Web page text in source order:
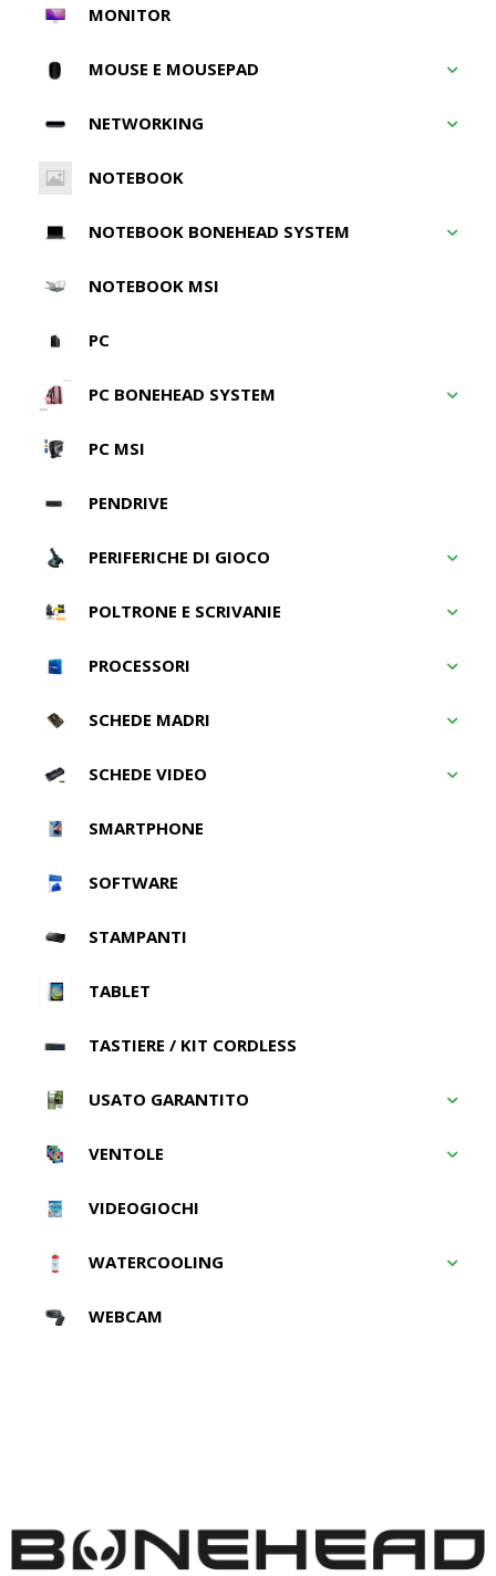
MONITOR
MOUSE E MOUSEPAD
NETWORKING
NOTEBOOK
NOTEBOOK BONEHEAD SYSTEM
NOTEBOOK MSI
PC
PC BONEHEAD SYSTEM
PC MSI
PENDRIVE
PERIFERICHE DI GIOCO
POLTRONE E SCRIVANIE
PROCESSORI
SCHEDE MADRI
SCHEDE VIDEO
SMARTPHONE
SOFTWARE
STAMPANTI
TABLET
TASTIERE / KIT CORDLESS
USATO GARANTITO
VENTOLE
VIDEOGIOCHI
WATERCOOLING
WEBCAM